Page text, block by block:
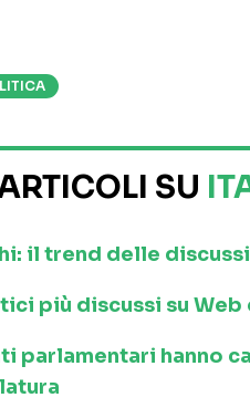
SU
il trend delle
più discussi su
parlamentari hanno